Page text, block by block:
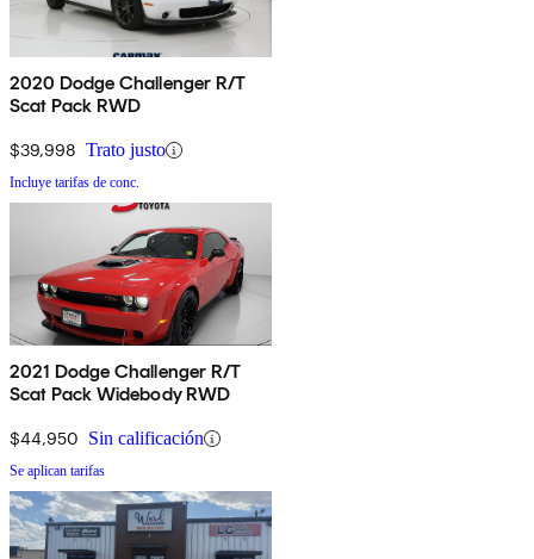
2020 Dodge Challenger R/T
Scat Pack RWD
$39,998 Trato justo
Incluye tarifas de conc.
2021 Dodge Challenger R/T
Scat Pack Widebody RWD
$44,950 Sin calificación
Se aplican tarifas